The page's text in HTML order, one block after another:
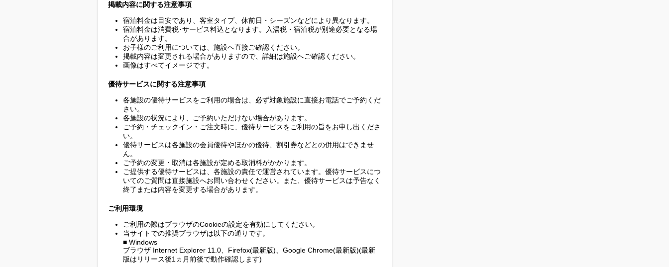
掲載内容に関する注意事項
宿泊料金は目安であり、客室タイプ、休前日・シーズンなどにより異なります。
宿泊料金は消費税･サービス料込となります。入湯税・宿泊税が別途必要となる場
合があります。
お子様のご利用については、施設へ直接ご確認ください。
掲載内容は変更される場合がありますので、詳細は施設へご確認ください。
画像はすべてイメージです。
優待サービスに関する注意事項
各施設の優待サービスをご利用の場合は、必ず対象施設に直接お電話でご予約くだ
さい。
各施設の状況により、ご予約いただけない場合があります。
ご予約・チェックイン・ご注文時に、優待サービスをご利用の旨をお申し出くださ
い。
優待サービスは各施設の会員優待やほかの優待、割引券などとの併用はできませ
ん。
ご予約の変更・取消は各施設が定める取消料がかかります。
ご提供する優待サービスは、各施設の責任で運営されています。優待サービスにつ
いてのご質問は直接施設へお問い合わせください。また、優待サービスは予告なく
終了または内容を変更する場合があります。
ご利用環境
ご利用の際はブラウザのCookieの設定を有効にしてください。
当サイトでの推奨ブラウザは以下の通りです。
■ Windows
ブラウザ Internet Explorer 11.0、Firefox(最新版)、Google Chrome(最新版)(最新
版はリリース後1ヵ月前後で動作確認します)